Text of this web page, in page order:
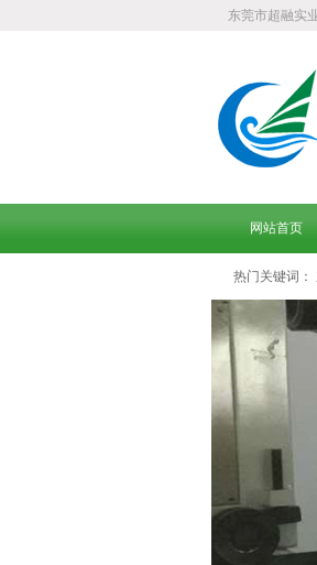
东莞市超融实
网站首页
热门关键词：